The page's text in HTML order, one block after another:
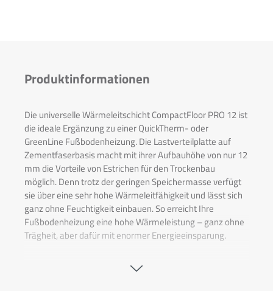
Produktinformationen
Die universelle Wärmeleitschicht CompactFloor PRO 12 ist
die ideale Ergänzung zu einer QuickTherm- oder
GreenLine Fußbodenheizung. Die Lastverteilplatte auf
Zementfaserbasis macht mit ihrer Aufbauhöhe von nur 12
mm die Vorteile von Estrichen für den Trockenbau
möglich. Denn trotz der geringen Speichermasse verfügt
sie über eine sehr hohe Wärmeleitfähigkeit und lässt sich
ganz ohne Feuchtigkeit einbauen. So erreicht Ihre
Fußbodenheizung eine hohe Wärmeleistung – ganz ohne
Trägheit, aber dafür mit enormer Energieeinsparung.
Stufenfalzverbindung ganz einfach verlegen. Zum